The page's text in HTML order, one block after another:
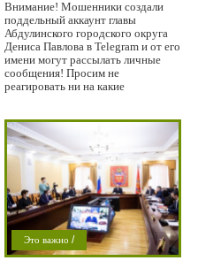
Внимание! Мошенники создали
поддельный аккаунт главы
Абдулинского городского округа
Дениса Павлова в Telegram и от его
имени могут рассылать личные
сообщения! Просим не
реагировать ни на какие
Это важно /
Проишествие/